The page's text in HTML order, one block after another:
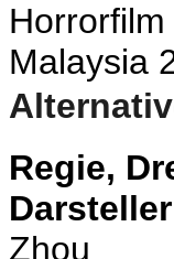
Horrorfilm
Malaysia
Regie,
Darsteller
Zhou